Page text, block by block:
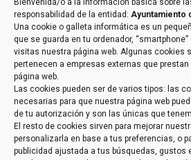
Bienvenida/o a la información básica sobre
responsabilidad de la entidad: Ayuntamiento
Una cookie o galleta informática es un
que se guarda en tu ordenador,
visitas nuestra página web. Algunas cookies
pertenecen a empresas externas que
página web.
Las cookies pueden ser de varios tipos: las
necesarias para que nuestra página web
de tu autorización y son las únicas que
El resto de cookies sirven para mejorar
personalizarla en base a tus preferencias, o
publicidad ajustada a tus búsquedas, gustos
Con carácter general, sólo el
entidad que esté debidamente
conocimiento de la información
Derechos » Tiene derecho a saber
tenemos sobre usted, corregirla y
como se explica en la información
disponible en nuestra página web /
Adicional » Más información en el
DE PRIVACIDAD”de nuestra página
Contacto DPD »